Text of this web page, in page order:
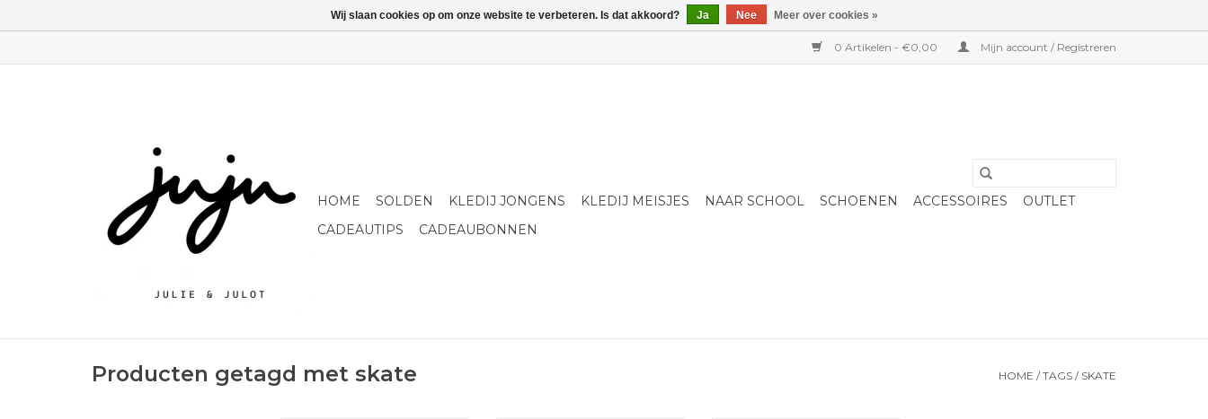
0 Artikelen - €0,00 Mijn account / Registreren
HOME SOLDEN KLEDIJ JONGENS KLEDIJ MEISJES NAAR SCHOOL SCHOENEN ACCESSOIRES
OUTLET
CADEAUTIPS
CADEAUBONNEN
Producten getagd met skate HOME /TAGS / SKATE
Wij slaan cookies op om onze website te verbeteren. Is dat akkoord? Ja Nee Meer over cookies »